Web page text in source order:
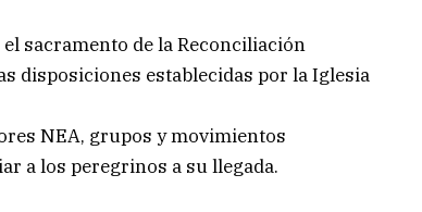
sacramento de la Reconciliación
disposiciones establecidas por la Iglesia
NEA, grupos y movimientos
a los peregrinos a su llegada.